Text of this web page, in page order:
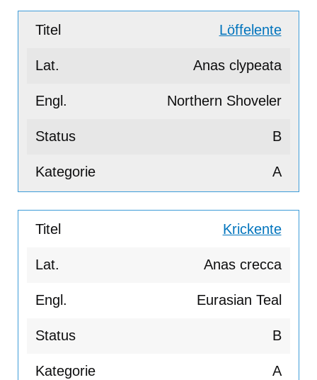
Löffelente
Anas clypeata
Northern Shoveler
B
A
Krickente
Anas crecca
Eurasian Teal
B
A